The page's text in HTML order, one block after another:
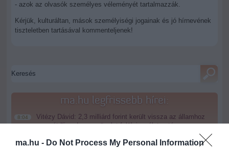
ma.hu - Do Not Process My Personal Information
- azok az olvasók személyes véleményét tartalmazzák.
Kérjük, kulturáltan, mások személyiségi jogainak és jó hírnevének
tiszteletben tartásával kommenteljenek!
ma.hu legfrissebb hírei:
8:04
Vitézy Dávid: 2,3 milliárd forint került vissza az államhoz
egy útdíjrendszeres ügylet felülvizsgálata után
22:22
Saját életét is kockára tette a magyar erdész, hogy